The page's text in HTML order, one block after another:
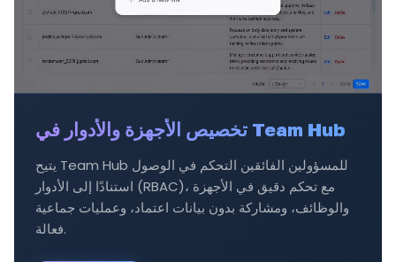
تخصيص الأجهزة والأدوار في Team Hub
يتيح Team Hub للمسؤولين الفائقين التحكم في الوصول
استنادًا إلى الأدوار (RBAC)، مع تحكم دقيق في الأجهزة
والوظائف، ومشاركة بدون بيانات اعتماد، وعمليات جماعية
فعالة.